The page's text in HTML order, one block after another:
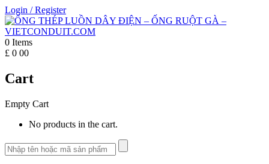
Login /Register
0 Items
£ 0 00
Cart
Empty Cart
No products in the cart.